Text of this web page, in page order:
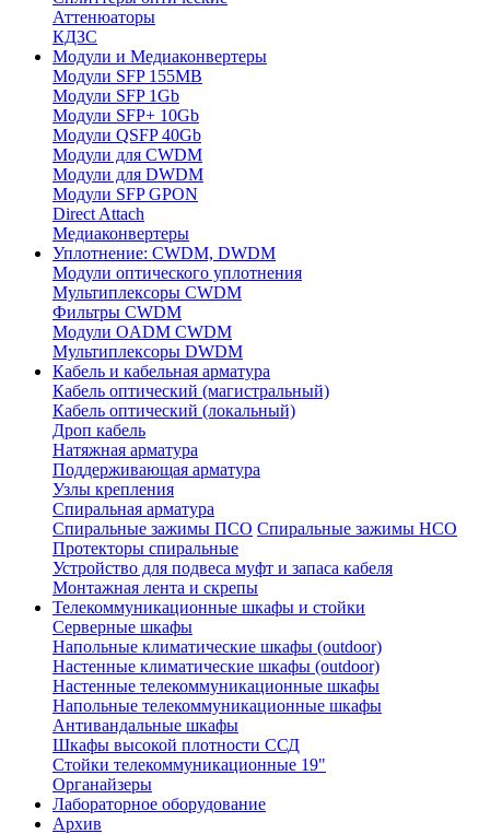
Аттенюаторы
КДЗС
Модули и Медиаконвертеры
Модули SFP 155MB
Модули SFP 1Gb
Модули SFP+ 10Gb
Модули QSFP 40Gb
Модули для CWDM
Модули для DWDM
Модули SFP GPON
Direct Attach
Медиаконвертеры
Уплотнение: CWDM, DWDM
Модули оптического уплотнения
Мультиплексоры CWDM
Фильтры CWDM
Модули OADM CWDM
Мультиплексоры DWDM
Кабель и кабельная арматура
Кабель оптический (магистральный)
Кабель оптический (локальный)
Дроп кабель
Натяжная арматура
Поддерживающая арматура
Узлы крепления
Спиральная арматура
Спиральные зажимы ПСО Спиральные зажимы НСО
Протекторы спиральные
Устройство для подвеса муфт и запаса кабеля
Монтажная лента и скрепы
Телекоммуникационные шкафы и стойки
Серверные шкафы
Напольные климатические шкафы (outdoor)
Настенные климатические шкафы (outdoor)
Настенные телекоммуникационные шкафы
Напольные телекоммуникационные шкафы
Антивандальные шкафы
Шкафы высокой плотности ССД
Стойки телекоммуникационные 19"
Органайзеры
Лабораторное оборудование
Архив